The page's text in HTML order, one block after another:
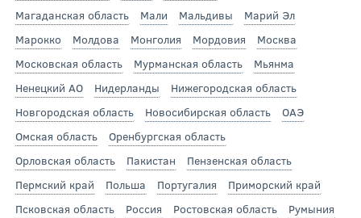
Магаданская область
Мали Мальдивы
Марий Эл
Марокко
Молдова Монголия Мордовия
Москва
Московская область
Мурманская область
Мьянма
Ненецкий АО
Нидерланды
Нижегородская область
Новгородская область
Новосибирская область
ОАЭ
Омская область
Оренбургская область
Орловская область
Пакистан
Пензенская область
Пермский край
Польша Португалия
Приморский край
Псковская область
Россия Ростовская область
Румыния